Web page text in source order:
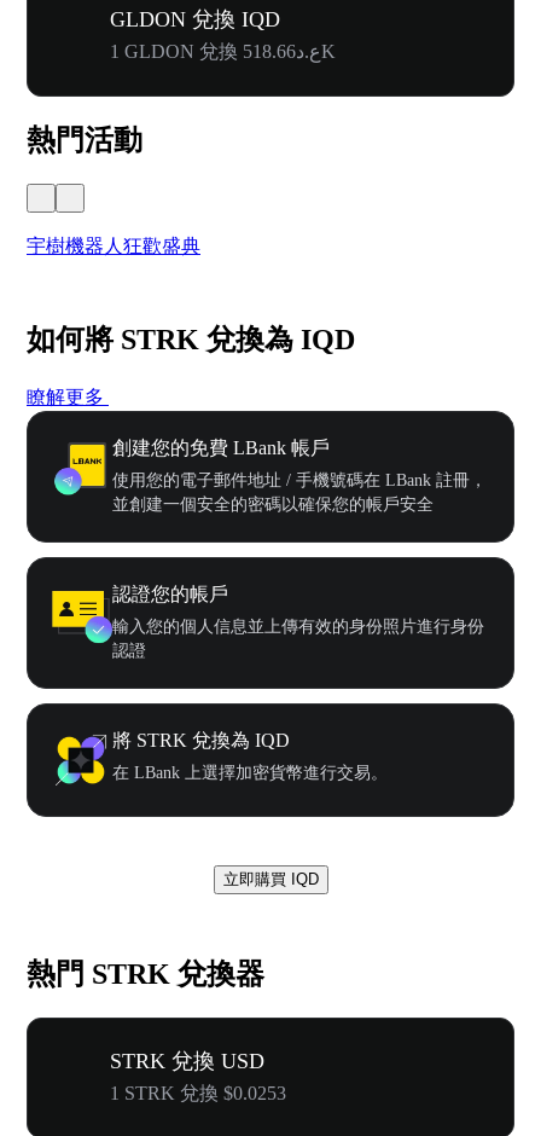
GLDON 兌換 IQD
1 GLDON 兌換 ع.د518.66K
熱門活動
宇樹機器人狂歡盛典
如何將 STRK 兌換為 IQD
瞭解更多
創建您的免費 LBank 帳戶
使用您的電子郵件地址 / 手機號碼在 LBank 註冊，
並創建一個安全的密碼以確保您的帳戶安全
認證您的帳戶
輸入您的個人信息並上傳有效的身份照片進行身份
認證
將 STRK 兌換為 IQD
在 LBank 上選擇加密貨幣進行交易。
立即購買 IQD
熱門 STRK 兌換器
STRK 兌換 USD
1 STRK 兌換 $0.0253